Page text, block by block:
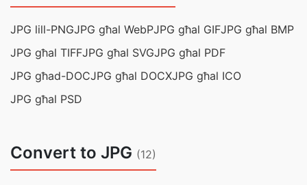
JPG lill-PNGJPG għal WebPJPG għal GIFJPG għal BMP
JPG għal TIFFJPG għal SVGJPG għal PDF
JPG għad-DOCJPG għal DOCXJPG għal ICO
JPG għal PSD
Convert to JPG (12)